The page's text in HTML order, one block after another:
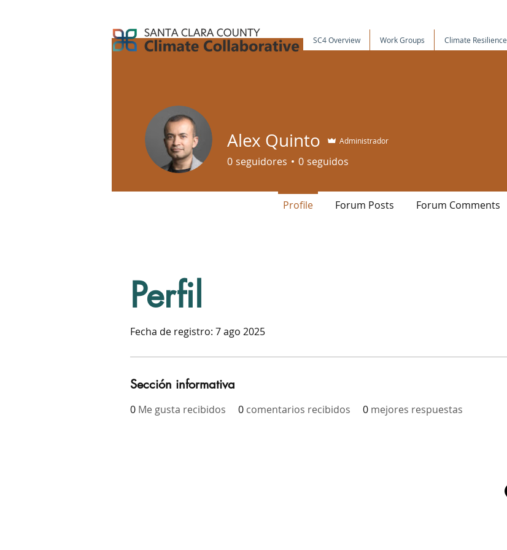
SC4 Overview Work Groups Climate Resilience
Perfil
Fecha de registro: 7 ago 2025
Sección informativa
0 Me gusta recibidos 0 comentarios recibidos 0 mejores respuestas
Alex Quinto Administrador
0 seguidores 0 seguidos
Profile Forum Posts Forum Comments